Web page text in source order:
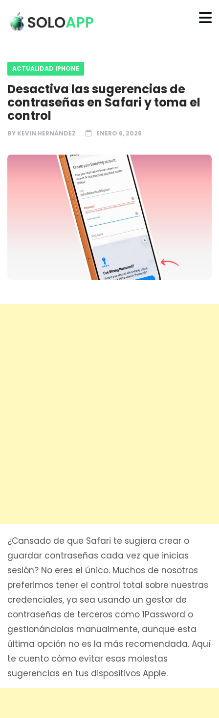
ACTUALIDAD IPHONE
Desactiva las sugerencias de
contraseñas en Safari y toma el
control
BY KEVIN HERNÁNDEZ ENERO 6, 2026
¿Cansado de que Safari te sugiera crear o
guardar contraseñas cada vez que inicias
sesión? No eres el único. Muchos de nosotros
preferimos tener el control total sobre nuestras
credenciales, ya sea usando un gestor de
contraseñas de terceros como 1Password o
gestionándolas manualmente, aunque esta
última opción no es la más recomendada. Aquí
te cuento cómo evitar esas molestas
sugerencias en tus dispositivos Apple.